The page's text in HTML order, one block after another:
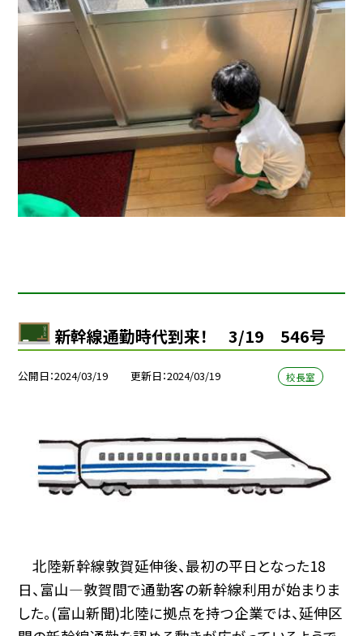
新幹線通勤時代到来！ 3/19 546号
公開日 2024/03/19 更新日 2024/03/19 校長室
北陸新幹線敦賀延伸後、最初の平日となった18
日、富山—敦賀間で通勤客の新幹線利用が始まりま
した。(富山新聞)北陸に拠点を持つ企業では、延伸区